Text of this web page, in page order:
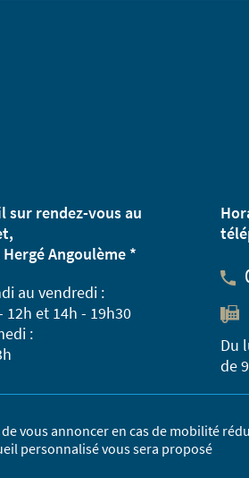
sur rendez-vous au
Angoulème *
au vendredi :
12h et 14h - 19h30
:
Du
de
vous annoncer en cas de mobilité
personnalisé vous sera proposé